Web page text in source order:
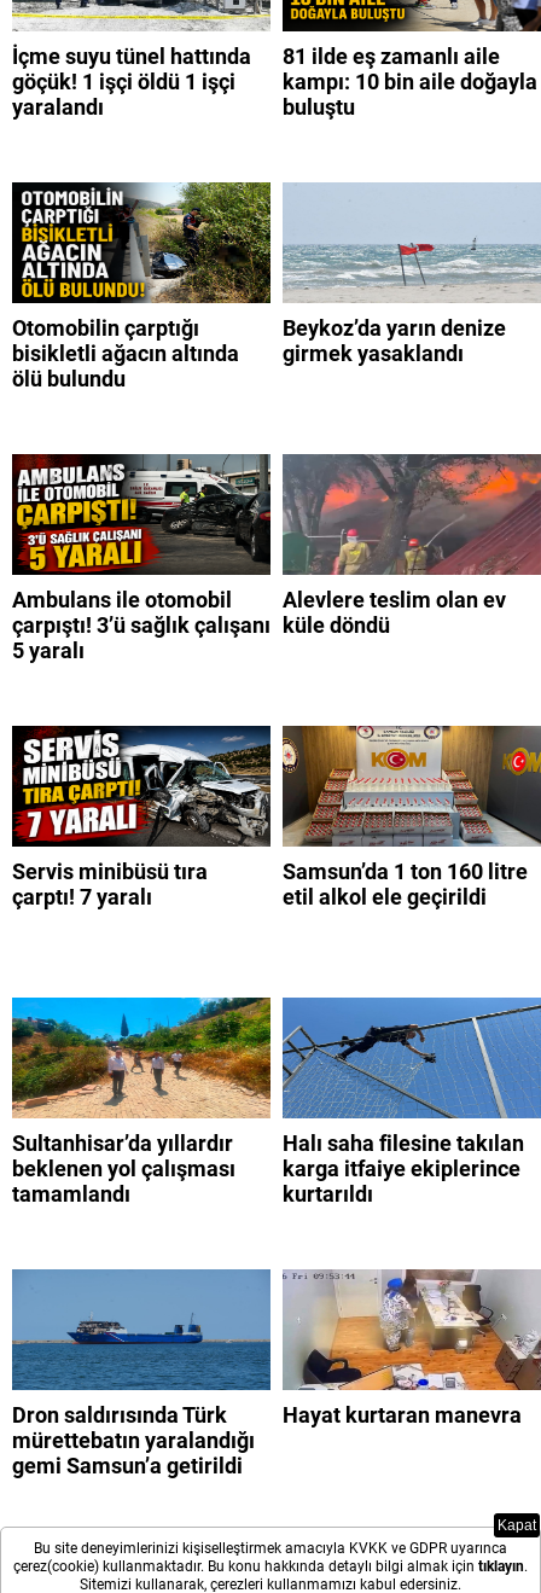
İçme suyu tünel hattında
göçük! 1 işçi öldü 1 işçi
yaralandı
81 ilde eş zamanlı aile
kampı: 10 bin aile doğayla
buluştu
Otomobilin çarptığı
bisikletli ağacın altında
ölü bulundu
Beykoz’da yarın denize
girmek yasaklandı
Ambulans ile otomobil
çarpıştı! 3’ü sağlık çalışanı
5 yaralı
Alevlere teslim olan ev
küle döndü
Servis minibüsü tıra
çarptı! 7 yaralı
Samsun’da 1 ton 160 litre
etil alkol ele geçirildi
Sultanhisar’da yıllardır
beklenen yol çalışması
tamamlandı
Halı saha filesine takılan
karga itfaiye ekiplerince
kurtarıldı
Dron saldırısında Türk
mürettebatın yaralandığı
gemi Samsun’a getirildi
Hayat kurtaran manevra
Bu site deneyimlerinizi kişiselleştirmek amacıyla KVKK ve GDPR uyarınca
çerez(cookie) kullanmaktadır. Bu konu hakkında detaylı bilgi almak için tıklayın.
Sitemizi kullanarak, çerezleri kullanmamızı kabul edersiniz.
Kapat